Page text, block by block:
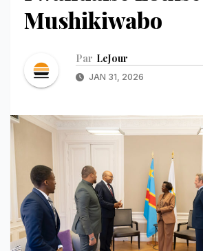
Mushikiwabo
Par LeJour
JAN 31, 2026